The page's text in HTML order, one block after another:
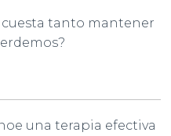
cuesta tanto mantener
una terapia efectiva